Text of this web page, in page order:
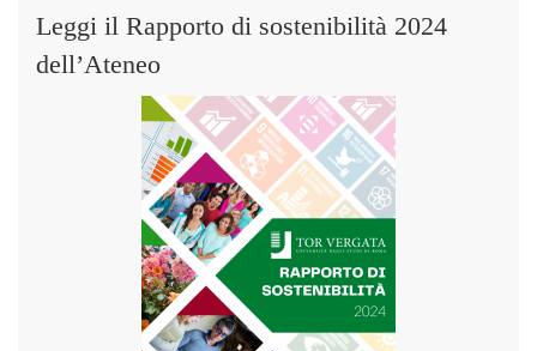
Leggi il Rapporto di sostenibilità 2024
dell’Ateneo